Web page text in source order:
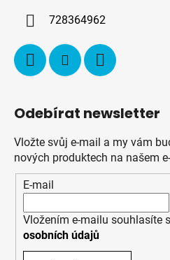
728364962
Odebírat newsletter
Vložte svůj e-mail a my vám
nových produktech na našem
E-mail
Vložením e-mailu souhlasíte s
osobních údajů